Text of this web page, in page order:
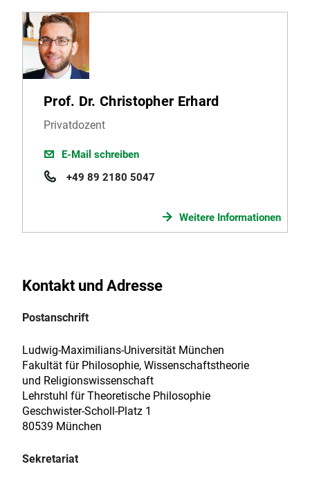
Prof. Dr. Christopher Erhard
Privatdozent
E-Mail schreiben
+49 89 2180 5047
Weitere Informationen
Kontakt und Adresse
Postanschrift
Ludwig-Maximilians-Universität München
Fakultät für Philosophie, Wissenschaftstheorie
und Religionswissenschaft
Lehrstuhl für Theoretische Philosophie
Geschwister-Scholl-Platz 1
80539 München
Sekretariat